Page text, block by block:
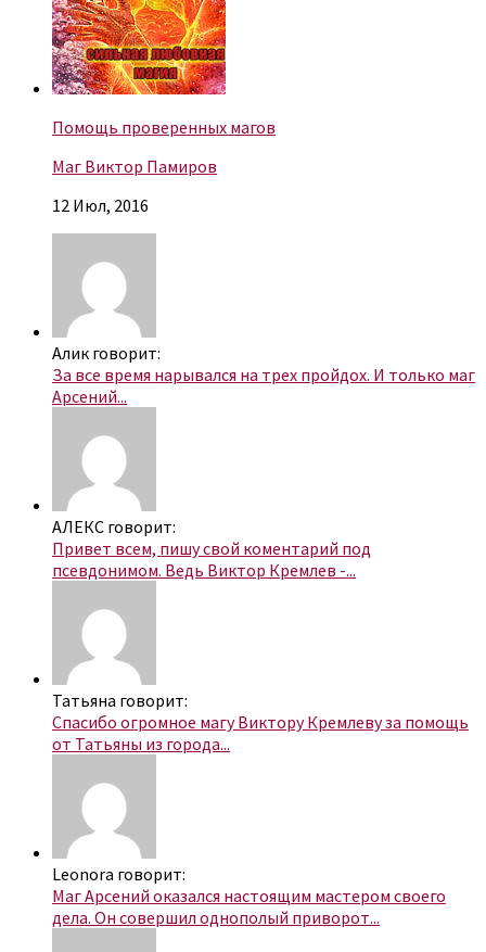
Помощь проверенных магов
Маг Виктор Памиров
12 Июл, 2016
Алик говорит:
За все время нарывался на трех пройдох. И только маг
Арсений...
АЛЕКС говорит:
Привет всем, пишу свой коментарий под
псевдонимом. Ведь Виктор Кремлев -...
Татьяна говорит:
Спасибо огромное магу Виктору Кремлеву за помощь
от Татьяны из города...
Leonora говорит:
Маг Арсений оказался настоящим мастером своего
дела. Он совершил однополый приворот...